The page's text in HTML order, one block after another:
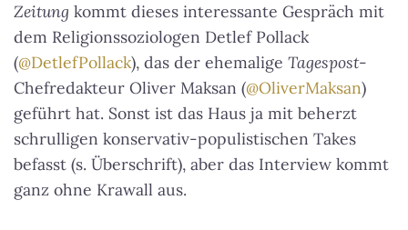
Zeitung kommt dieses interessante Gespräch mit
dem Religionssoziologen Detlef Pollack
(@DetlefPollack), das der ehemalige Tagespost-
Chefredakteur Oliver Maksan (@OliverMaksan)
geführt hat. Sonst ist das Haus ja mit beherzt
schrulligen konservativ-populistischen Takes
befasst (s. Überschrift), aber das Interview kommt
ganz ohne Krawall aus.